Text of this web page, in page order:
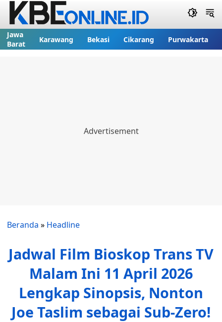
Jawa
Barat
Karawang Bekasi Cikarang Purwakarta
Beranda » Headline
Jadwal Film Bioskop Trans TV
Malam Ini 11 April 2026
Lengkap Sinopsis, Nonton
Joe Taslim sebagai Sub-Zero!